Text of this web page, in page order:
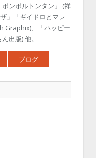
ポンポルトンタン」 (祥
」「ギイドロとマレ
Graphix)、「ハッピー
出版) 他。
ブログ